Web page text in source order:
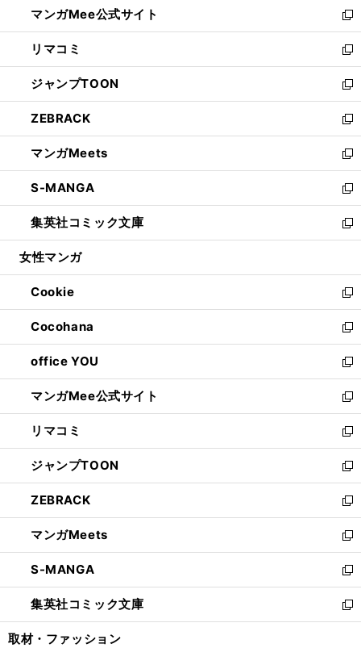
く
ド
ウ
で
開
く
ィ
ン
ド
ウ
で
開
く
い
ウ
ィ
ン
ド
ウ
で
開
く
マンガMee公式サイト
新
し
い
ウ
ィ
ン
ド
ウ
で
開
く
リマコミ
新
し
い
ウ
ィ
ン
ド
ウ
で
開
く
ジャンプTOON
新
し
い
ウ
ィ
ン
ド
ウ
で
開
ZEBRACK
新
し
い
ウ
ィ
ン
ド
ウ
開
く
マンガMeets
新
し
い
ウ
ィ
ン
ウ
で
開
く
S-MANGA
新
し
い
ウ
ン
ド
ウ
で
開
く
集英社コミック文庫
新
し
ウ
ィ
ン
ド
ウ
で
開
く
女性マンガ
Cookie
新
し
い
ウ
ィ
ン
ド
ウ
で
開
く
Cocohana
新
し
い
ウ
ィ
ン
ド
ウ
で
開
く
office YOU
新
し
い
ウ
ィ
ン
ド
ウ
で
開
く
マンガMee公式サイト
新
し
い
ウ
ィ
ン
ド
ウ
で
開
く
リマコミ
新
し
い
ウ
ィ
ン
ド
ウ
で
開
く
ジャンプTOON
新
し
い
ウ
ィ
ン
ド
ウ
で
開
ZEBRACK
新
し
い
ウ
ィ
ン
ド
ウ
マンガMeets
新
し
い
ウ
ィ
ン
S-MANGA
新
し
い
ウ
集英社コミック文庫
新
し
取材・ファッション